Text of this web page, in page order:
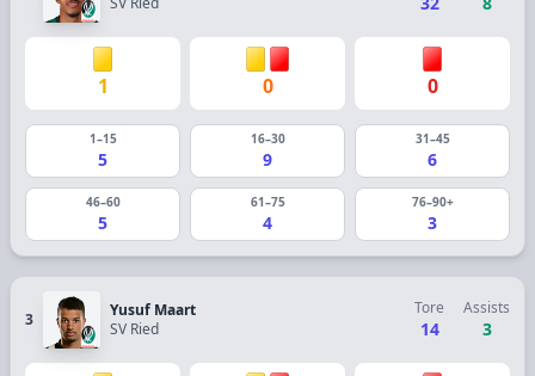
1 0 0
1–15
5
16–30
9
31–45
6
46–60
5
61–75
4
76–90+
3
3
Yusuf Maart
SV Ried
Tore
14
Assists
3